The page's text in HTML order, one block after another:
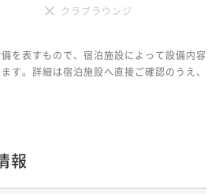
クラブラウンジ
を表すもので、宿泊施設によって設備内容
す。詳細は宿泊施設へ直接ご確認のうえ、
報